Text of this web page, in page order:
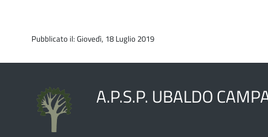
Pubblicato il: Giovedì, 18 Luglio 2019
A.P.S.P. UBALDO